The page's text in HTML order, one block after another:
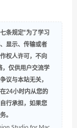
条规定“为了学习
显示、传输或者
权人许可，不向
，仅供用户交流学
议与本站无关，
24小时内从您的
行承担，如果您
。